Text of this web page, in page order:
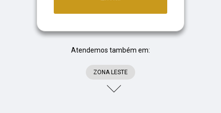
Atendemos também em:
ZONA LESTE